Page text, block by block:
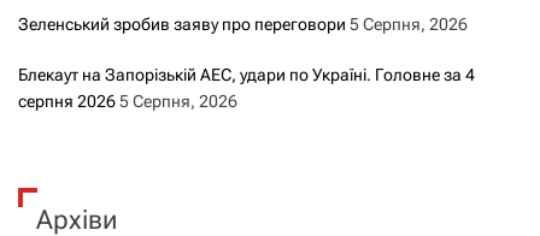
Зеленський зробив заяву про переговори 5 Серпня, 2026
Блекаут на Запорізькій АЕС, удари по Україні. Головне за 4
серпня 20265 Серпня, 2026
Архіви